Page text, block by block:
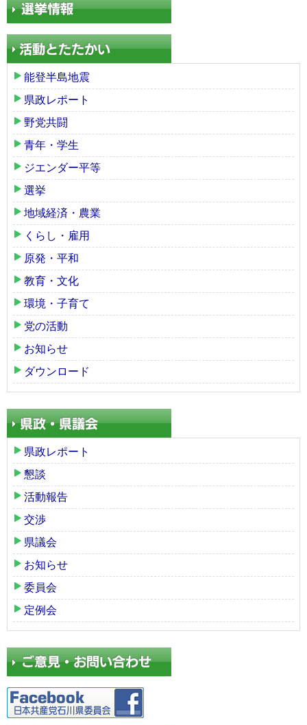
能登半島地震
県政レポート
野党共闘
青年・学生
ジエンダー平等
選挙
地域経済・農業
くらし・雇用
原発・平和
教育・文化
環境・子育て
党の活動
お知らせ
ダウンロード
県政レポート
懇談
活動報告
交渉
県議会
お知らせ
委員会
定例会